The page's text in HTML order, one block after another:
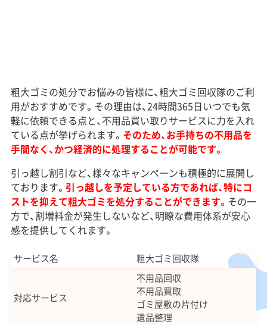
粗大ゴミの処分でお悩みの皆様に、粗大ゴミ回収隊のご利
用がおすすめです。その理由は、24時間365日いつでも気
軽に依頼できる点と、不用品買い取りサービスに力を入れ
ている点が挙げられます。 そのため、お手持ちの不用品を
手間なく、かつ経済的に処理することが可能です。
引っ越し割引など、様々なキャンペーンも積極的に展開し
ております。 引っ越しを予定している方であれば、特にコ
ストを抑えて粗大ゴミを処分することができます。 その一
方で、割増料金が発生しないなど、明瞭な費用体系が安心
感を提供してくれます。
サービス名 粗大ゴミ回収隊
対応サービス
不用品回収
不用品買取
ゴミ屋敷の片付け
遺品整理